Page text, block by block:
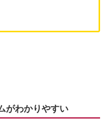
がわかりやすい